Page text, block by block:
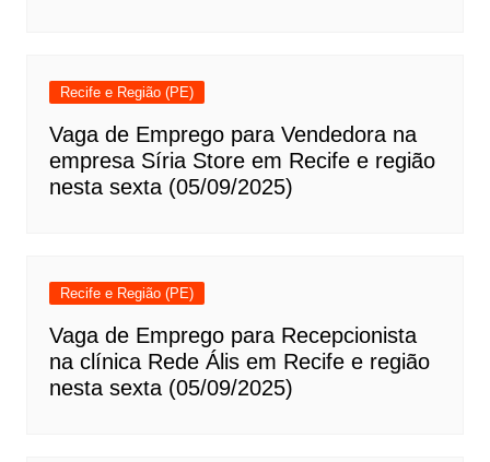
Recife e Região (PE)
Vaga de Emprego para Vendedora na
empresa Síria Store em Recife e região
nesta sexta (05/09/2025)
Recife e Região (PE)
Vaga de Emprego para Recepcionista
na clínica Rede Ális em Recife e região
nesta sexta (05/09/2025)